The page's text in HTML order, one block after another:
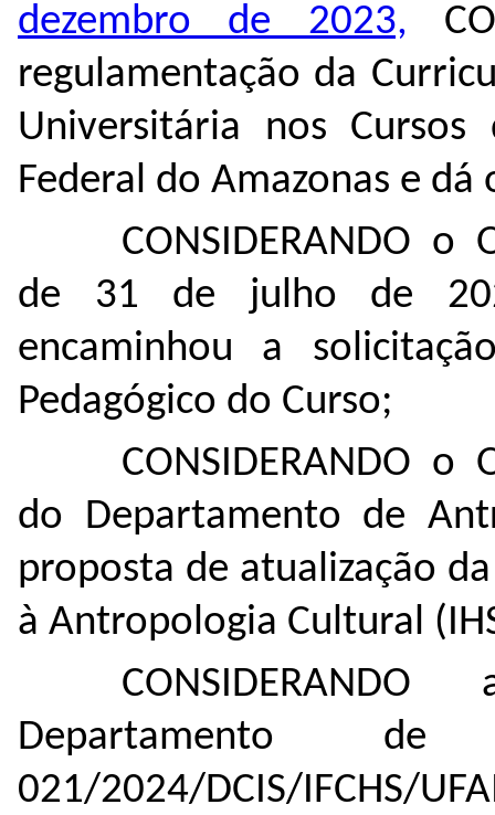
dezembro de 2023,
regulamentação da
Universitária nos Cursos
Federal do Amazonas e
CONSIDERANDO
de 31 de julho de
encaminhou a
Pedagógico do Curso;
CONSIDERANDO
do Departamento de
proposta de atualização
à Antropologia Cultural
Departamento
021/2024/DCIS/IFCHS/